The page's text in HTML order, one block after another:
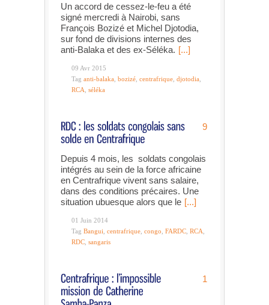
Un accord de cessez-le-feu a été
signé mercredi à Nairobi, sans
François Bozizé et Michel Djotodia,
sur fond de divisions internes des
anti-Balaka et des ex-Séléka. [...]
09 Avr 2015
Tag anti-balaka bozizé centrafrique djotodia
RCA séléka
9
Depuis 4 mois, les soldats congolais
intégrés au sein de la force africaine
en Centrafrique vivent sans salaire,
dans des conditions précaires. Une
situation ubuesque alors que le [...]
01 Juin 2014
Tag Bangui centrafrique congo FARDC RCA
RDC sangaris
1